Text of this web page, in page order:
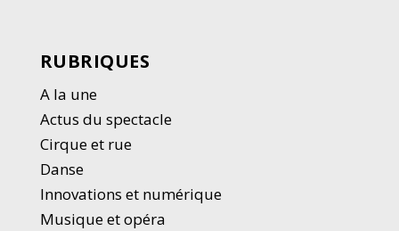
RUBRIQUES
A la une
Actus du spectacle
Cirque et rue
Danse
Innovations et numérique
Musique et opéra